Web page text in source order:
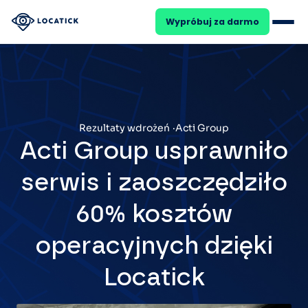
Wypróbuj za darmo
25 DARMOWY WEBINAR
Ile kosztuje Cię brak systemu
Formularz zgłoszeniowy
Kalendarz zleceń
Dyspozytor
HVAC
Automatyzacje
Rezultaty wdrożeń Acti Group
Acti Group usprawniło
serwis i zaoszczędziło
60% kosztów
operacyjnych dzięki
Locatick